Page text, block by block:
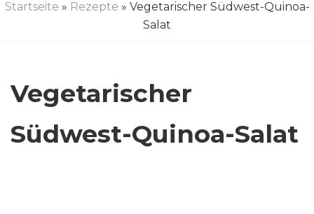
Startseite » Rezepte » Vegetarischer Südwest-Quinoa-
Salat
Vegetarischer
Südwest-Quinoa-Salat